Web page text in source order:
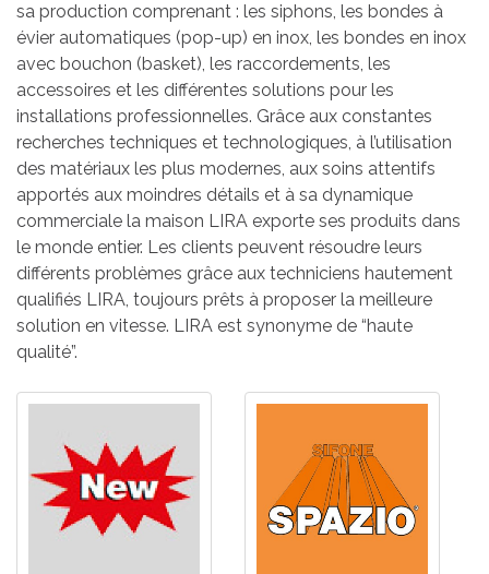
sa production comprenant : les siphons, les bondes à
évier automatiques (pop-up) en inox, les bondes en inox
avec bouchon (basket), les raccordements, les
accessoires et les différentes solutions pour les
installations professionnelles. Grâce aux constantes
recherches techniques et technologiques, à l’utilisation
des matériaux les plus modernes, aux soins attentifs
apportés aux moindres détails et à sa dynamique
commerciale la maison LIRA exporte ses produits dans
le monde entier. Les clients peuvent résoudre leurs
différents problèmes grâce aux techniciens hautement
qualifiés LIRA, toujours prêts à proposer la meilleure
solution en vitesse. LIRA est synonyme de “haute
qualité”.